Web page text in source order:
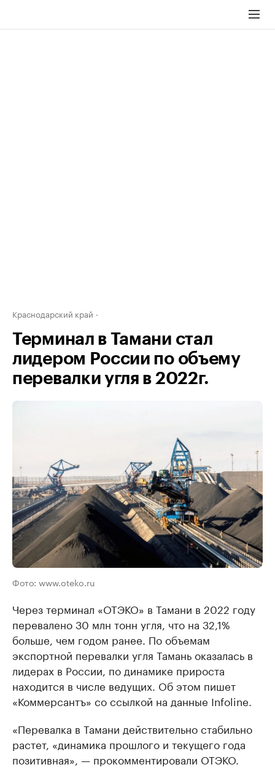
Краснодарский край
Терминал в Тамани стал
лидером России по объему
перевалки угля в 2022г.
Фото: www.oteko.ru
Через терминал «ОТЭКО» в Тамани в 2022 году
перевалено 30 млн тонн угля, что на 32,1%
больше, чем годом ранее. По объемам
экспортной перевалки угля Тамань оказалась в
лидерах в России, по динамике прироста
находится в числе ведущих. Об этом пишет
«Коммерсантъ» со ссылкой на данные Infoline.
«Перевалка в Тамани действительно стабильно
растет, «динамика прошлого и текущего года
позитивная», — прокомментировали ОТЭКО.